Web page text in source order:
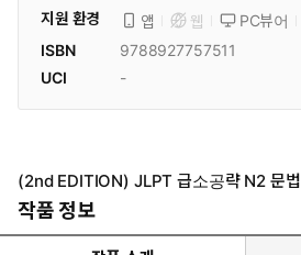
지원 환경
앱 웹 PC뷰어
ISBN
9788927757511
UCI
-
(2nd EDITION) JLPT 급소공략 N2 문법
작품 정보